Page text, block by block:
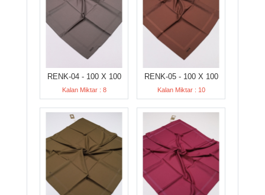
RENK-04 - 100 X 100
Kalan Miktar : 8
RENK-05 - 100 X 100
Kalan Miktar : 10